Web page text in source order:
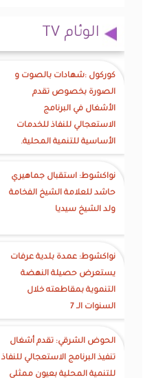
الوئام TV
كوركول :شهادات بالصوت و
الصورة بخصوص تقدم
الأشغال في البرنامج
الاستعجالي للنفاذ للخدمات
الأساسية للتنمية المحلية.
نواكشوط: استقبال جماهيري
حاشد للعلامة الشيخ الفخامة
ولد الشيخ سيديا
نواكشوط: عمدة بلدية عرفات
يستعرض حصيلة النهضة
التنموية بمقاطعته خلال
السنوات الـ 7
الحوض الشرقي: تقدم أشغال
تنفيذ البرنامج الاستعجالي للنفاذ
للتنمية المحلية بعيون ممثلي